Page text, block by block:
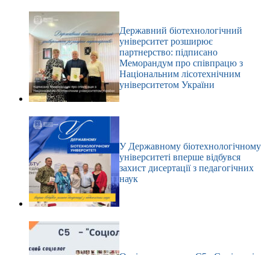
Державний біотехнологічний
університет розширює
партнерство: підписано
Меморандум про співпрацю з
Національним лісотехнічним
університетом України
У Державному біотехнологічному
університеті вперше відбувся
захист дисертації з педагогічних
наук